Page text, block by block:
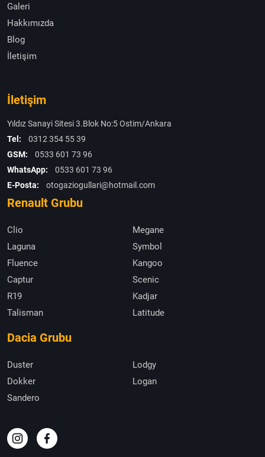
Galeri
Hakkımızda
Blog
İletişim
İletişim
Yıldız Sanayi Sitesi 3.Blok No:5 Ostim/Ankara
Tel:
0312 354 55 39
GSM:
0533 601 73 96
WhatsApp:
0533 601 73 96
E-Posta:
otogaziogullari@hotmail.com
Renault Grubu
Clio
Megane
Laguna
Symbol
Fluence
Kangoo
Captur
Scenic
R19
Kadjar
Talisman
Latitude
Dacia Grubu
Duster
Lodgy
Dokker
Logan
Sandero